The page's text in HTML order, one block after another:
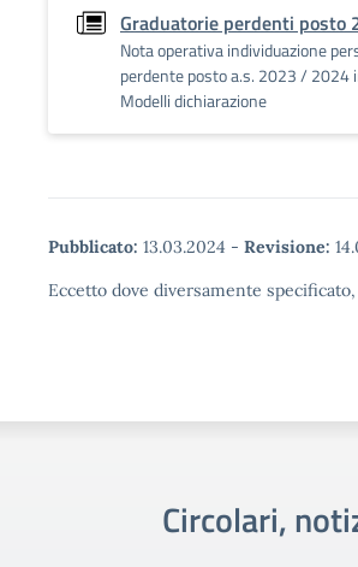
Graduatorie perdenti posto
Nota operativa individuazione
perdente posto a.s. 2023 / 2024
Modelli dichiarazione
Pubblicato: 13.03.2024 - Revisione:
Eccetto dove diversamente
Circolari,